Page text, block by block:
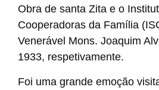
Obra de santa Zita e o
Cooperadoras da Família
Venerável Mons. Joaquim
1933, respetivamente.
Foi uma grande emoção